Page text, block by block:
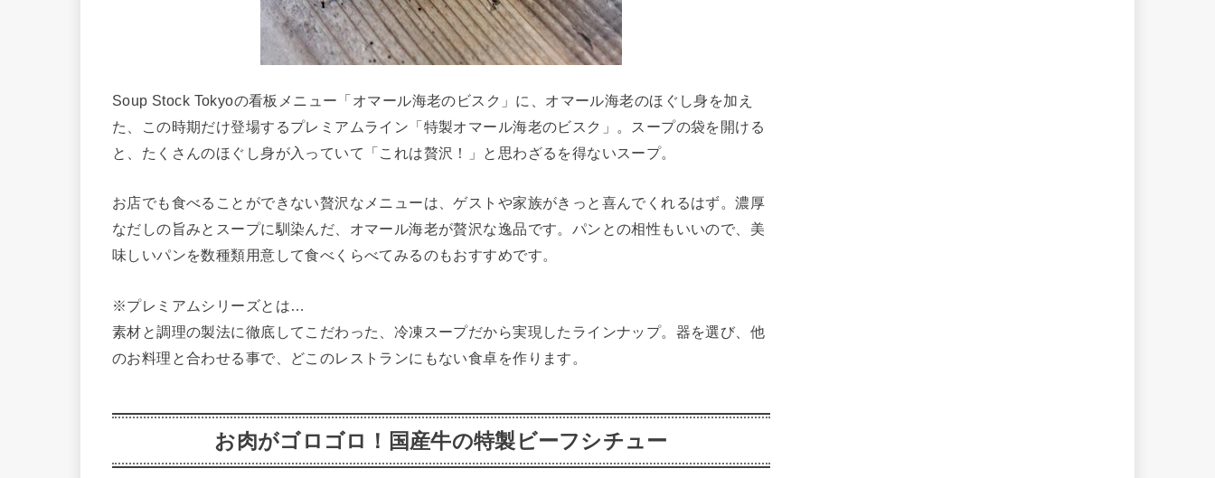
Soup Stock Tokyoの看板メニュー「オマール海老のビスク」に、オマール海老のほぐし身を加え
た、この時期だけ登場するプレミアムライン「特製オマール海老のビスク」。スープの袋を開ける
と、たくさんのほぐし身が入っていて「これは贅沢！」と思わざるを得ないスープ。
お店でも食べることができない贅沢なメニューは、ゲストや家族がきっと喜んでくれるはず。濃厚
なだしの旨みとスープに馴染んだ、オマール海老が贅沢な逸品です。パンとの相性もいいので、美
味しいパンを数種類用意して食べくらべてみるのもおすすめです。
※プレミアムシリーズとは…
素材と調理の製法に徹底してこだわった、冷凍スープだから実現したラインナップ。器を選び、他
のお料理と合わせる事で、どこのレストランにもない食卓を作ります。
お肉がゴロゴロ！国産牛の特製ビーフシチュー